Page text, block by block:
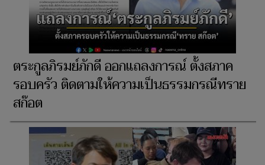
ตระกูลภิรมย์ภักดี ออกแถลงการณ์ ตั้งสภาค
รอบครัว ติดตามให้ความเป็นธรรมกรณีทราย
สก๊อต